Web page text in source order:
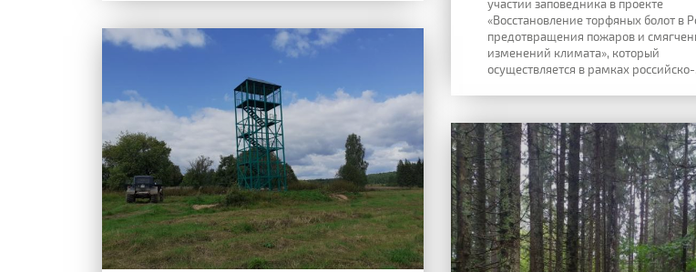
участии заповедника в проекте
«Восстановление торфяных болот в
предотвращения пожаров и
изменений климата», который
осуществляется в рамках российско-